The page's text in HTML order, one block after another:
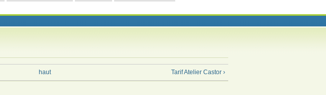
haut Tarif Atelier Castor ›